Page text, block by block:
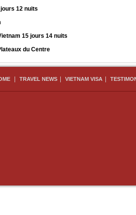
12 nuits
15 jours 14 nuits
du Centre
TRAVEL NEWS VIETNAM VISA